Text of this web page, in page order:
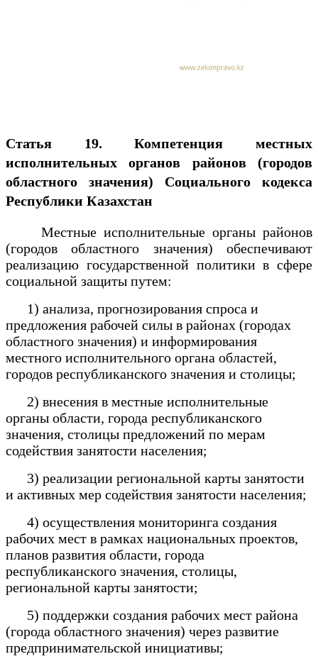
Статья 19. Компетенция местных
исполнительных органов районов (городов
областного значения) Социального кодекса
Республики Казахстан
Местные исполнительные органы районов
(городов областного значения) обеспечивают
реализацию государственной политики в сфере
социальной защиты путем:
1) анализа, прогнозирования спроса и
предложения рабочей силы в районах (городах
областного значения) и информирования
местного исполнительного органа областей,
городов республиканского значения и столицы;
2) внесения в местные исполнительные
органы области, города республиканского
значения, столицы предложений по мерам
содействия занятости населения;
3) реализации региональной карты занятости
и активных мер содействия занятости населения;
4) осуществления мониторинга создания
рабочих мест в рамках национальных проектов,
планов развития области, города
республиканского значения, столицы,
региональной карты занятости;
5) поддержки создания рабочих мест района
(города областного значения) через развитие
предпринимательской инициативы;